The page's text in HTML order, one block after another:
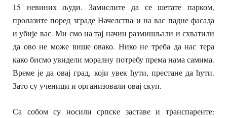
15 невиних људи. Замислите да се шетате парком,
пролазите поред зграде Начелства и на вас падне фасада
и убије вас. Ми смо на тај начин размишљали и схватили
да ово не може више овако. Нико не треба да нас тера
како бисмо увидели моралну потребу према нама самима.
Време је да овај град, који увек ћути, престане да ћути.
Зато су ученици и организовали овај скуп.
Са собом су носили српске заставе и транспаренте: